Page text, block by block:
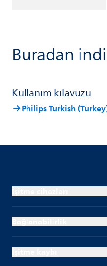
Buradan
Kullanım kılavuzu
Philips Turkish